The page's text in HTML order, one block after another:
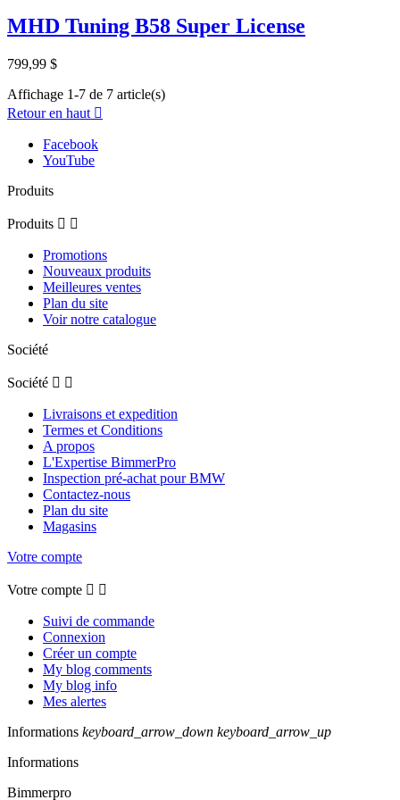
MHD Tuning B58 Super License
799,99 $
Affichage 1-7 de 7 article(s)
Retour en haut 
Facebook
YouTube
Produits
Produits  
Promotions
Nouveaux produits
Meilleures ventes
Plan du site
Voir notre catalogue
Société
Société  
Livraisons et expedition
Termes et Conditions
A propos
L'Expertise BimmerPro
Inspection pré-achat pour BMW
Contactez-nous
Plan du site
Magasins
Votre compte
Votre compte  
Suivi de commande
Connexion
Créer un compte
My blog comments
My blog info
Mes alertes
Informations keyboard_arrow_down keyboard_arrow_up
Informations
Bimmerpro